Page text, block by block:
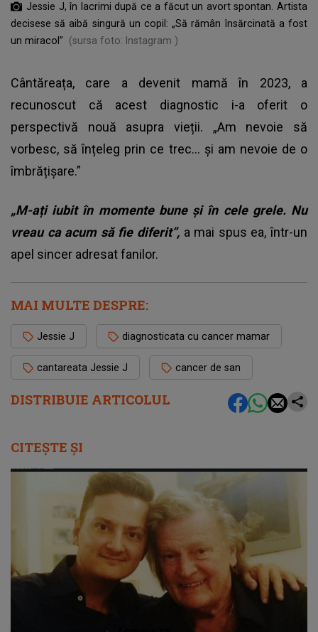
DISTRIBUIE ARTICOLUL
Jessie J, în lacrimi după ce a făcut un avort spontan. Artista
decisese să aibă singură un copil: „Să rămân însărcinată a fost
un miracol”
(sursa foto: Instagram )
Cântăreața, care a devenit mamă în 2023, a
recunoscut că acest diagnostic i-a oferit o
perspectivă nouă asupra vieții. „Am nevoie să
vorbesc, să înțeleg prin ce trec... și am nevoie de o
îmbrățișare.”
„M-ați iubit în momente bune și în cele grele. Nu
vreau ca acum să fie diferit”, a mai spus ea, într-un
apel sincer adresat fanilor.
MAI MULTE DESPRE:
Jessie J diagnosticata cu cancer mamar
cantareata Jessie J cancer de san
CITEȘTE ȘI